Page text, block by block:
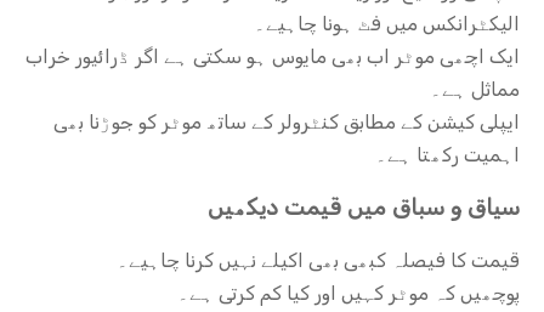
الیکٹرانکس میں فٹ ہونا چاہیے۔
ایک اچھی موٹر اب بھی مایوس ہو سکتی ہے اگر ڈرائیور خراب
مماثل ہے۔
ایپلی کیشن کے مطابق کنٹرولر کے ساتھ موٹر کو جوڑنا بھی
اہمیت رکھتا ہے۔
سیاق و سباق میں قیمت دیکھیں
قیمت کا فیصلہ کبھی بھی اکیلے نہیں کرنا چاہیے۔
پوچھیں کہ موٹر کہیں اور کیا کم کرتی ہے۔